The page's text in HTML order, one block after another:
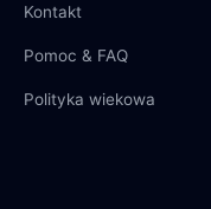
Kontakt
Pomoc & FAQ
Polityka wiekowa